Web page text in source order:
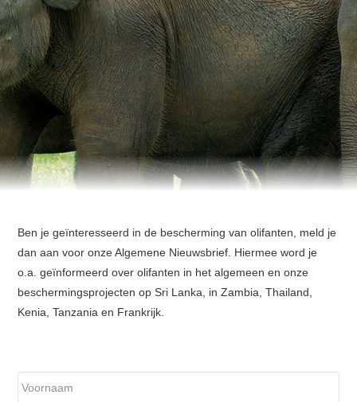
Ben je geïnteresseerd in de bescherming van olifanten, meld je
dan aan voor onze Algemene Nieuwsbrief. Hiermee word je
o.a. geïnformeerd over olifanten in het algemeen en onze
beschermingsprojecten op Sri Lanka, in Zambia, Thailand,
Kenia, Tanzania en Frankrijk.